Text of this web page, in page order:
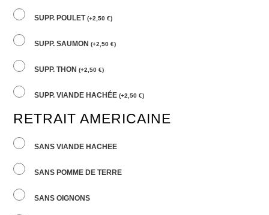
SUPP. POULET(+2,50€)
SUPP. SAUMON(+2,50€)
SUPP. THON(+2,50€)
SUPP. VIANDE HACHÉE(+2,50€)
RETRAIT AMERICAINE
SANS VIANDE HACHEE
SANS POMME DE TERRE
SANS OIGNONS